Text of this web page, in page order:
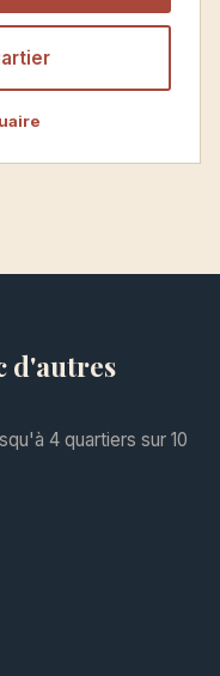
d'autres
4 quartiers sur 10